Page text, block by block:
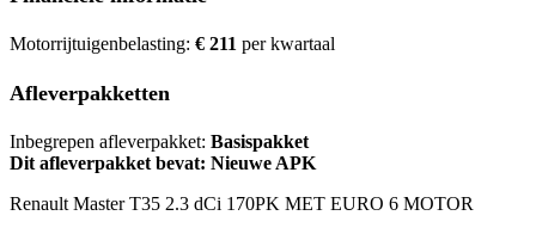
Motorrijtuigenbelasting: € 211 per kwartaal
Afleverpakketten
Inbegrepen afleverpakket: Basispakket
Dit afleverpakket bevat: Nieuwe APK
Renault Master T35 2.3 dCi 170PK MET EURO 6 MOTOR